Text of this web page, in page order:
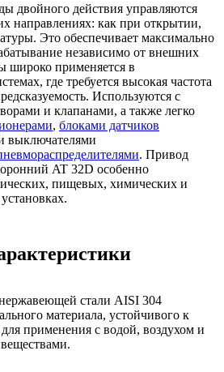
двойного действия управляются
направлениях: как при открытии,
Это обеспечивает максимально
независимо от внешних
широко применяется в
где требуется высокая частота
Используются с
и клапанами, а также легко
, блоками датчиков
выключателями
. Привод
AT 32D особенно
пищевых, химических и
стали AISI 304
материала, устойчивого к
применения с водой, воздухом и